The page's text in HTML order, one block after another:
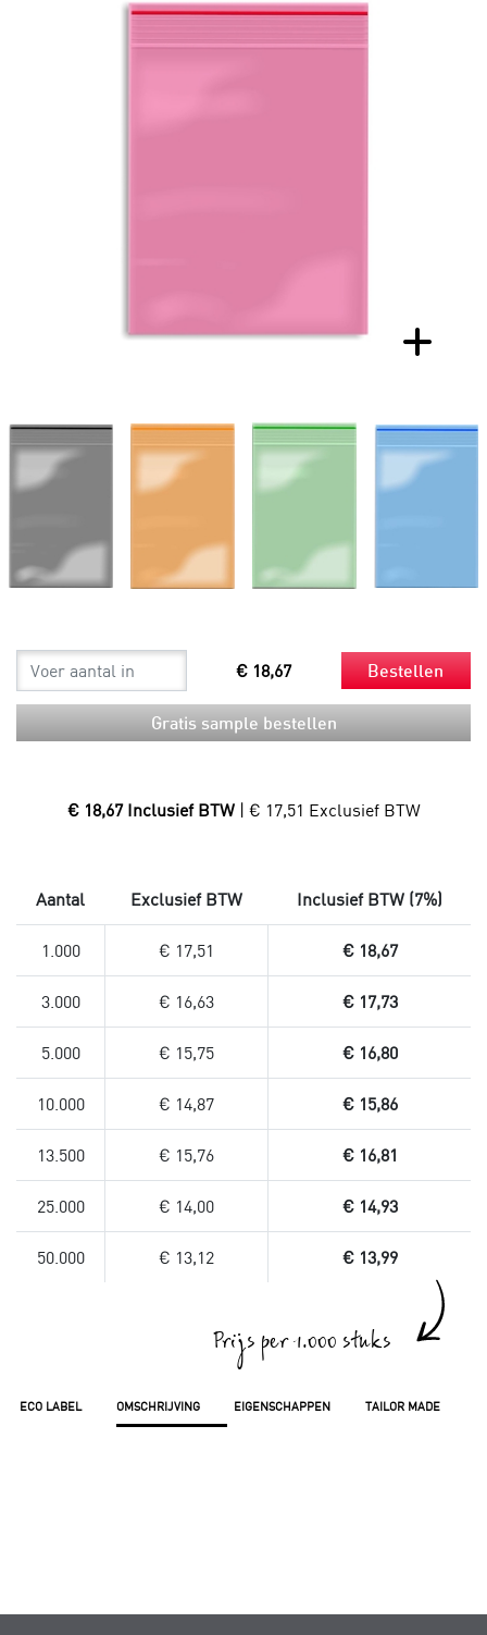
€ 18,67 Bestellen
Gratis sample bestellen
€ 18,67 Inclusief BTW | € 17,51 Exclusief BTW
ECO LABEL OMSCHRIJVING EIGENSCHAPPEN TAILOR MADE
Aantal Exclusief BTW Inclusief BTW (7%)
1.000 € 17,51 € 18,67
3.000 € 16,63 € 17,73
5.000 € 15,75 € 16,80
10.000 € 14,87 € 15,86
13.500 € 15,76 € 16,81
25.000 € 14,00 € 14,93
50.000 € 13,12 € 13,99
Prijs per 1.000 stuks